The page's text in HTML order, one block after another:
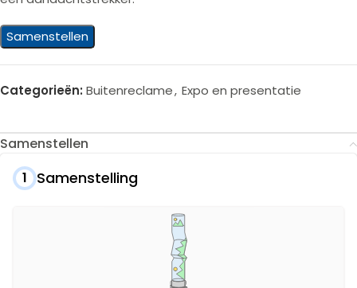
Samenstellen
Categorieën: Buitenreclame, Expo en presentatie
Samenstellen
1
Samenstelling